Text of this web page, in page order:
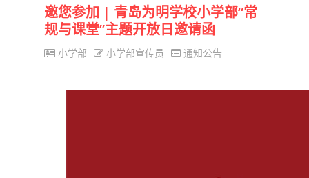
邀您参加 | 青岛为明学校小学部“常
规与课堂”主题开放日邀请函
小学部 小学部宣传员 通知公告